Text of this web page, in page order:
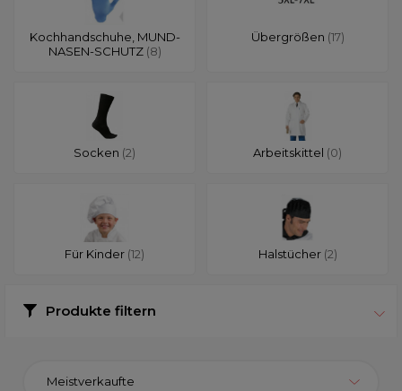
Kochhandschuhe, MUND-
NASEN-SCHUTZ (8)
Übergrößen (17)
Socken (2) Arbeitskittel (0)
Für Kinder (12) Halstücher (2)
Produkte filtern
Meistverkaufte